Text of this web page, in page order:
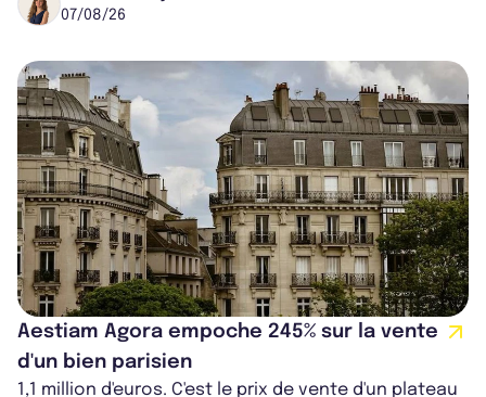
07/08/26
Aestiam Agora empoche 245% sur la vente
d'un bien parisien
1,1 million d'euros. C'est le prix de vente d'un plateau